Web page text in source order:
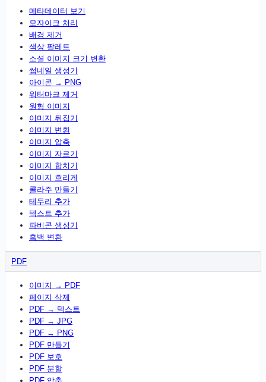
메타데이터 보기
모자이크 처리
배경 제거
색상 팔레트
소셜 이미지 크기 변환
썸네일 생성기
아이콘 → PNG
워터마크 제거
원형 이미지
이미지 뒤집기
이미지 변환
이미지 압축
이미지 자르기
이미지 합치기
이미지 흐리게
콜라주 만들기
테두리 추가
텍스트 추가
파비콘 생성기
흑백 변환
PDF
이미지 → PDF
페이지 삭제
PDF → 텍스트
PDF → JPG
PDF → PNG
PDF 만들기
PDF 보호
PDF 분할